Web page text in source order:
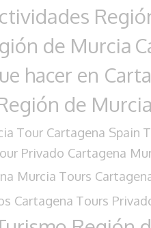
de Murcia
hacer en
de Murcia
Tour Cartagena Spain
Privado Cartagena
Murcia Tours
Cartagena Tours